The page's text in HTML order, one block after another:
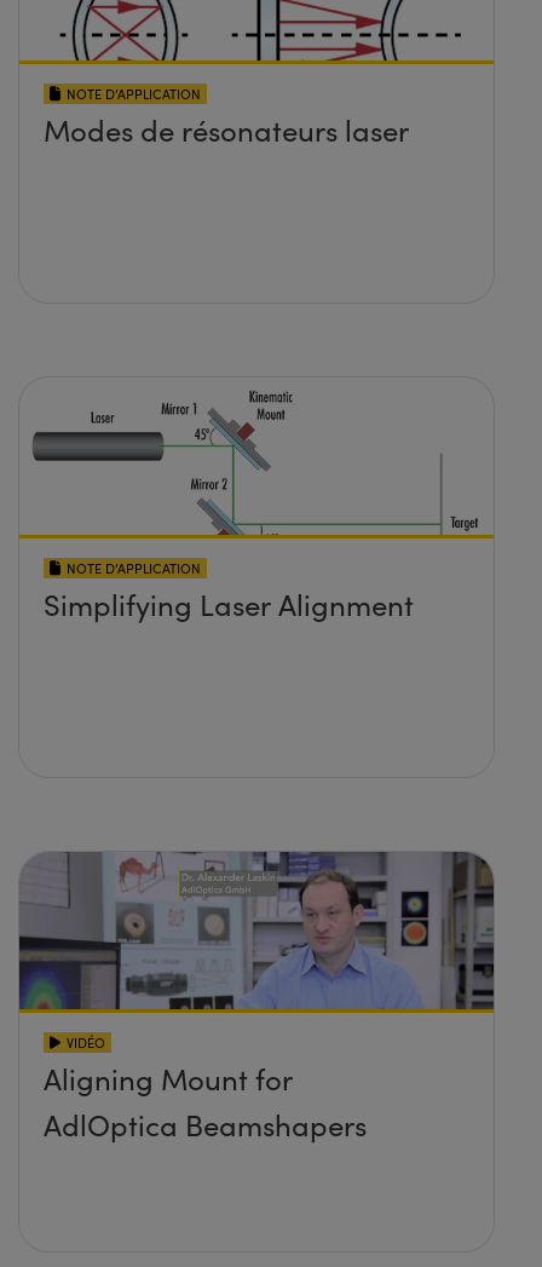
NOTE D’APPLICATION
Modes de résonateurs laser
NOTE D’APPLICATION
Simplifying Laser Alignment
VIDÉO
Aligning Mount for
AdlOptica Beamshapers